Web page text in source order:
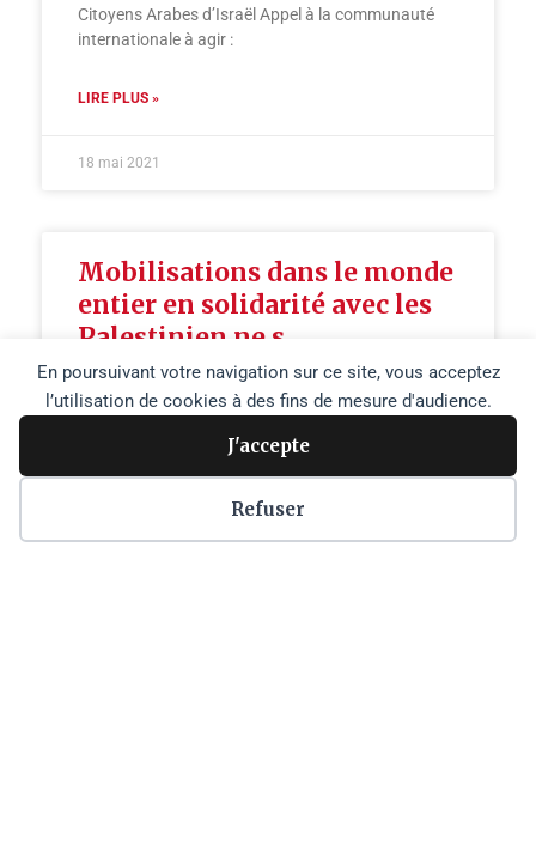
En poursuivant votre navigation sur ce site, vous acceptez
l’utilisation de cookies à des fins de mesure d'audience.
J'accepte
Refuser
Citoyens Arabes d’Israël Appel à la communauté
internationale à agir :
LIRE PLUS »
18 mai 2021
Mobilisations dans le monde
entier en solidarité avec les
Palestinien.ne.s
Le 17 mai 2021 En solidarité avec la lutte des
Palestinien.ne.s pour la liberté, la justice et l’égalité,